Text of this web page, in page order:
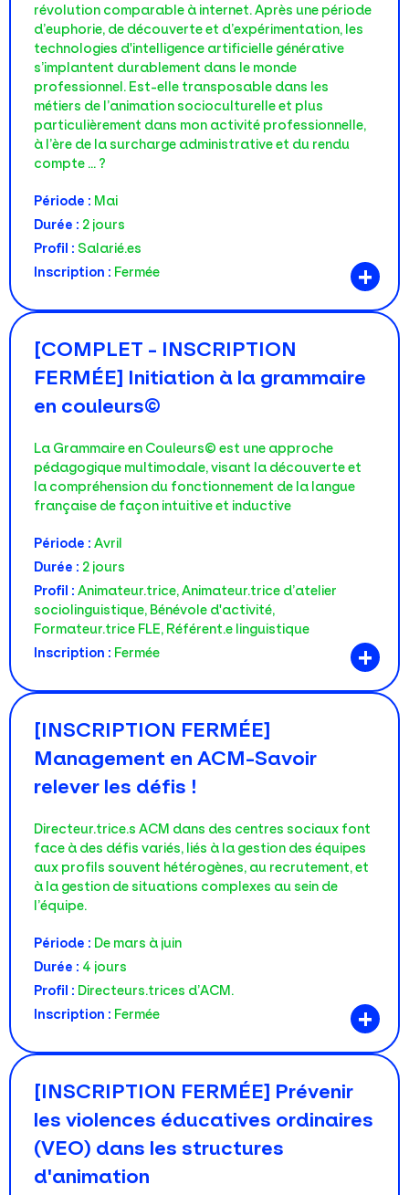
révolution comparable à internet. Après une période
d’euphorie, de découverte et d’expérimentation, les
technologies d'intelligence artificielle générative
s’implantent durablement dans le monde
professionnel. Est-elle transposable dans les
métiers de l’animation socioculturelle et plus
particulièrement dans mon activité professionnelle,
à l’ère de la surcharge administrative et du rendu
compte … ?
Période : Mai
Durée : 2 jours
Profil : Salarié.es
Inscription : Fermée +
[COMPLET - INSCRIPTION
FERMÉE] Initiation à la grammaire
en couleurs©
La Grammaire en Couleurs© est une approche
pédagogique multimodale, visant la découverte et
la compréhension du fonctionnement de la langue
française de façon intuitive et inductive
Période : Avril
Durée : 2 jours
Profil : Animateur.trice, Animateur.trice d’atelier
sociolinguistique, Bénévole d'activité,
Formateur.trice FLE, Référent.e linguistique
Inscription : Fermée +
[INSCRIPTION FERMÉE]
Management en ACM-Savoir
relever les défis !
Directeur.trice.s ACM dans des centres sociaux font
face à des défis variés, liés à la gestion des équipes
aux profils souvent hétérogènes, au recrutement, et
à la gestion de situations complexes au sein de
l’équipe.
Période : De mars à juin
Durée : 4 jours
Profil : Directeurs.trices d’ACM.
Inscription : Fermée +
[INSCRIPTION FERMÉE] Prévenir
les violences éducatives ordinaires
(VEO) dans les structures
d'animation